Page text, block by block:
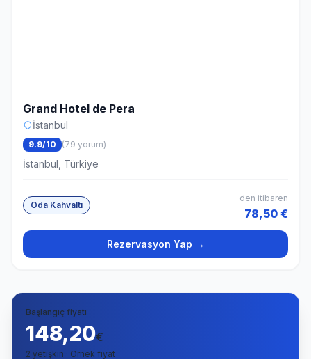
Grand Hotel de Pera
İstanbul
9.9/10 (79 yorum)
İstanbul, Türkiye
Oda Kahvaltı
den itibaren
78,50 €
Rezervasyon Yap →
Başlangıç fiyatı
148,20€
2 yetişkin · Örnek fiyat